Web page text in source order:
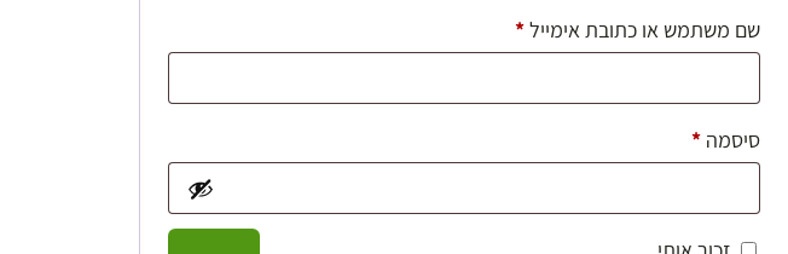
שם משתמש או כתובת אימייל*חובה
סיסמה*חובה